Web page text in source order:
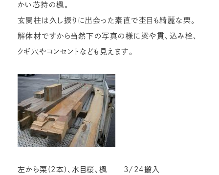
かい芯持の楓。
玄関柱は久し振りに出会った素直で杢目も綺麗な栗。
解体材ですから当然下の写真の様に梁や貫、込み栓、
クギ穴やコンセントなども見えます。
左から栗(2本)、水目桜、楓 3/24搬入